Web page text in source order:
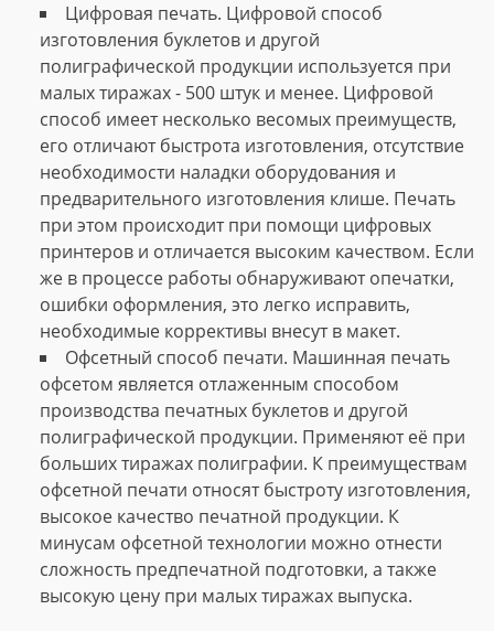
Цифровая печать. Цифровой способ
изготовления буклетов и другой
полиграфической продукции используется при
малых тиражах - 500 штук и менее. Цифровой
способ имеет несколько весомых преимуществ,
его отличают быстрота изготовления, отсутствие
необходимости наладки оборудования и
предварительного изготовления клише. Печать
при этом происходит при помощи цифровых
принтеров и отличается высоким качеством. Если
же в процессе работы обнаруживают опечатки,
ошибки оформления, это легко исправить,
необходимые коррективы внесут в макет.
Офсетный способ печати. Машинная печать
офсетом является отлаженным способом
производства печатных буклетов и другой
полиграфической продукции. Применяют её при
больших тиражах полиграфии. К преимуществам
офсетной печати относят быстроту изготовления,
высокое качество печатной продукции. К
минусам офсетной технологии можно отнести
сложность предпечатной подготовки, а также
высокую цену при малых тиражах выпуска.